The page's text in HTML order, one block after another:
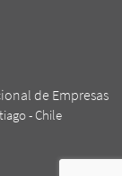
de Empresas
- Chile